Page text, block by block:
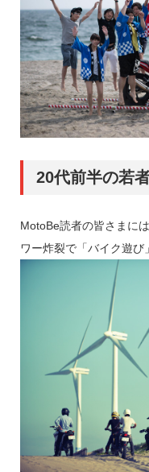
20代前半の若
MotoBe読者の皆さまに
ワー炸裂で「バイク遊び